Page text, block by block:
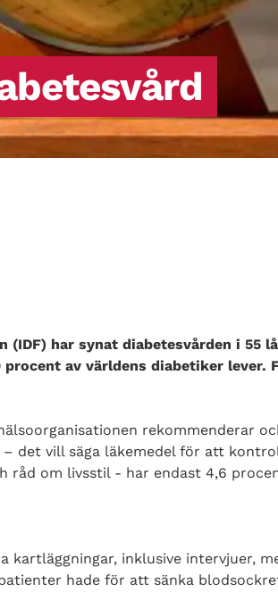
har synat diabetesvården i 55
av världens diabetiker lever.
rekommenderar
det vill säga läkemedel för att
råd om livsstil - har endast 4,6
kartläggningar, inklusive intervjuer,
hade för att sänka